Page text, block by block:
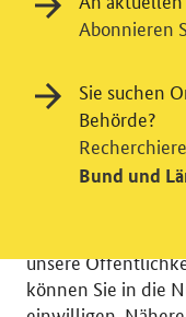
Einwilligung
Videodienst
Wir bitten Sie an
verschiedene
unsere
können Sie in die
Abonnieren
Sie suchen
Behörde?
Bund und